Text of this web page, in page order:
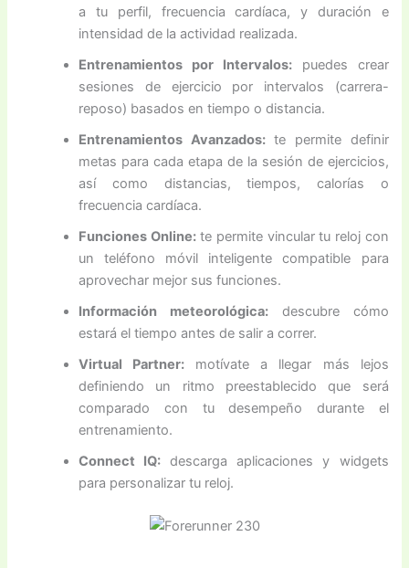
a tu perfil, frecuencia cardíaca, y duración e
intensidad de la actividad realizada.
Entrenamientos por Intervalos:puedes crear
sesiones de ejercicio por intervalos (carrera-
reposo) basados en tiempo o distancia.
Entrenamientos Avanzados:te permite definir
metas para cada etapa de la sesión de ejercicios,
así como distancias, tiempos, calorías o
frecuencia cardíaca.
Funciones Online:te permite vincular tu reloj con
un teléfono móvil inteligente compatible para
aprovechar mejor sus funciones.
Información meteorológica: descubre cómo
estará el tiempo antes de salir a correr.
Virtual Partner: motívate a llegar más lejos
definiendo un ritmo preestablecido que será
comparado con tu desempeño durante el
entrenamiento.
Connect IQ: descarga aplicaciones y widgets
para personalizar tu reloj.